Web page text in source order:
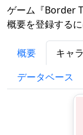
ゲーム『Border
概要を登録するに
概要 キャ
データベース